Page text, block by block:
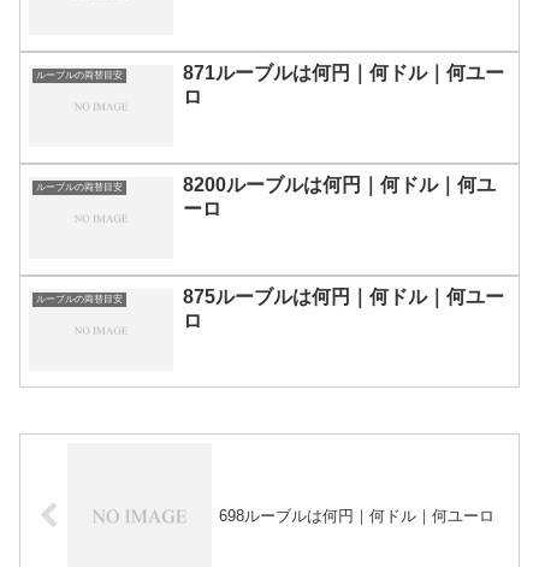
ルーブルの両替目安
871ルーブルは何円｜何ドル｜何ユー
ロ
ルーブルの両替目安
8200ルーブルは何円｜何ドル｜何ユ
ーロ
ルーブルの両替目安
875ルーブルは何円｜何ドル｜何ユー
ロ
698ルーブルは何円｜何ドル｜何ユーロ